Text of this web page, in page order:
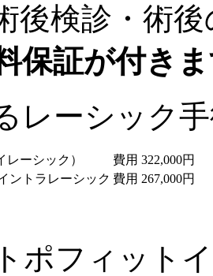
後検診・術
保証が付き
レーシック
レーシック）
費用 322,000円
ントラレーシック 費用 267,000円
ポフィット